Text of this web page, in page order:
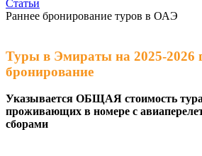
Статьи
Раннее бронирование туров в ОАЭ
Туры в Эмираты на 2025-2026
бронирование
Указывается ОБЩАЯ стоимость
проживающих в номере с
сборами